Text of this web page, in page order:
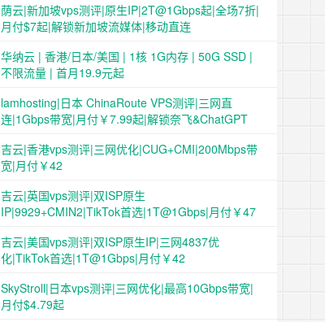
荫云|新加坡vps测评|原生IP|2T@1Gbps起|全场7折|
月付$7起|解锁新加坡流媒体|移动直连
华纳云 | 香港/日本/美国 | 1核 1G内存 | 50G SSD |
不限流量 | 首月19.9元起
lamhosting|日本 ChinaRoute VPS测评|三网直
连|1Gbps带宽|月付￥7.99起|解锁奈飞&ChatGPT
吉云|香港vps测评|三网优化|CUG+CMI|200Mbps带
宽|月付￥42
吉云|英国vps测评|双ISP原生
IP|9929+CMIN2|TikTok首选|1T@1Gbps|月付￥47
吉云|美国vps测评|双ISP原生IP|三网4837优
化|TikTok首选|1T@1Gbps|月付￥42
SkyStroll|日本vps测评|三网优化|最高10Gbps带宽|
月付$4.79起